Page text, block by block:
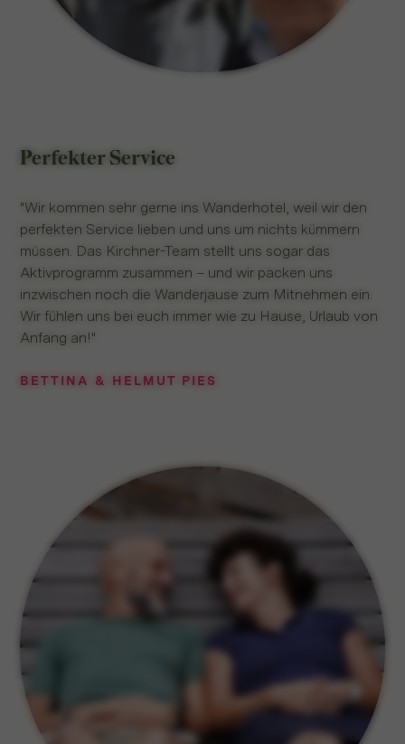
Perfekter Service
"Wir kommen sehr gerne ins Wanderhotel, weil wir den
perfekten Service lieben und uns um nichts kümmern
müssen. Das Kirchner-Team stellt uns sogar das
Aktivprogramm zusammen – und wir packen uns
inzwischen noch die Wanderjause zum Mitnehmen ein.
Wir fühlen uns bei euch immer wie zu Hause, Urlaub von
Anfang an!"
BETTINA & HELMUT PIES